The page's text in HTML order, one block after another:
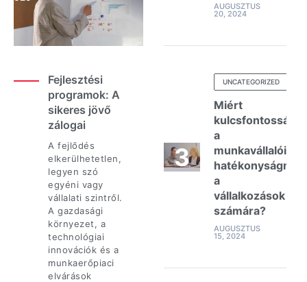
Fejlesztési
programok: A
sikeres jövő
zálogai
A fejlődés
elkerülhetetlen,
legyen szó
egyéni vagy
vállalati szintről.
A gazdasági
környezet, a
technológiai
innovációk és a
munkaerőpiaci
elvárások
AUGUSZTUS
20, 2024
UNCATEGORIZED
Miért
kulcsfontosságú
a
munkavállalói
a
vállalkozások
számára?
AUGUSZTUS
15, 2024